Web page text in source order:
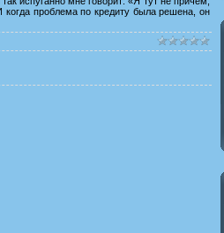
когда проблема по кредиту была решена, он